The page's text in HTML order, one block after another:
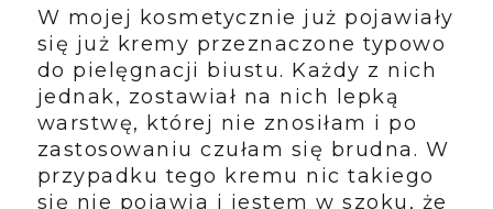
W mojej kosmetycznie już pojawiały
się już kremy przeznaczone typowo
do pielęgnacji biustu. Każdy z nich
jednak, zostawiał na nich lepką
warstwę, której nie znosiłam i po
zastosowaniu czułam się brudna. W
przypadku tego kremu nic takiego
się nie pojawia i jestem w szoku, że